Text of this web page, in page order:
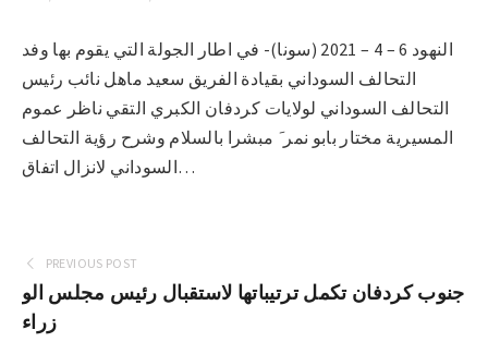
النهود 6 – 4 – 2021 (سونا)- في اطار الجولة التي يقوم بها وفد
التحالف السوداني بقيادة الفريق سعيد ماهل نائب رئيس
التحالف السوداني لولايات كردفان الكبري التقي ناظر عموم
المسيرية مختار بابو نمر َ مبشرا بالسلام وشرح رؤية التحالف
السوداني لانزال اتفاق…
PREVIOUS POST
جنوب كردفان تكمل ترتيباتها لاستقبال رئيس مجلس الو
زراء